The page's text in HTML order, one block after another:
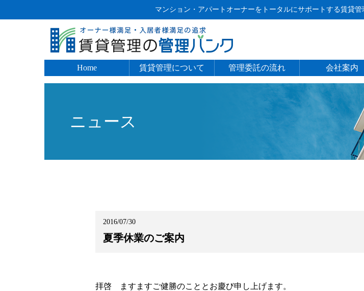
マンション・アパートオーナーをトータルにサポートする賃貸
Home
賃貸管理について
入居募集
建物管理
入居者管理
家賃管理
管理委託の流れ 会社案内
ニュース
2016/07/30
夏季休業のご案内
拝啓 ますますご健勝のこととお慶び申し上げます。